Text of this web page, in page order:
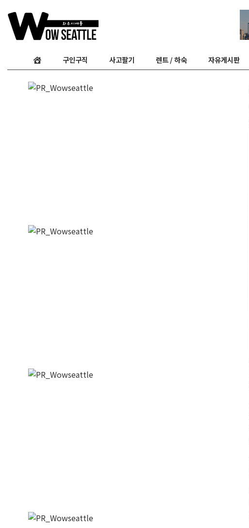
구인구직 사고팔기 렌트 / 하숙 자유게시판